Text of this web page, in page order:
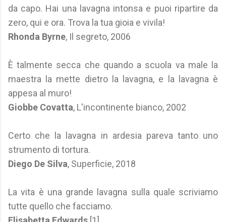
da capo. Hai una lavagna intonsa e puoi ripartire da
zero, qui e ora. Trova la tua gioia e vivila!
Rhonda Byrne, Il segreto, 2006
È talmente secca che quando a scuola va male la
maestra la mette dietro la lavagna, e la lavagna è
appesa al muro!
Giobbe Covatta, L'incontinente bianco, 2002
Certo che la lavagna in ardesia pareva tanto uno
strumento di tortura.
Diego De Silva, Superficie, 2018
La vita è una grande lavagna sulla quale scriviamo
tutte quello che facciamo.